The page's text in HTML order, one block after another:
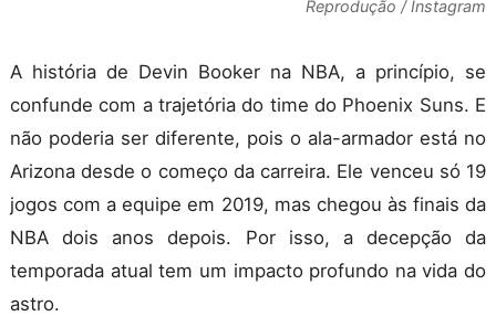
Reprodução / Instagram
A história de Devin Booker na NBA, a princípio, se
confunde com a trajetória do time do Phoenix Suns. E
não poderia ser diferente, pois o ala-armador está no
Arizona desde o começo da carreira. Ele venceu só 19
jogos com a equipe em 2019, mas chegou às finais da
NBA dois anos depois. Por isso, a decepção da
temporada atual tem um impacto profundo na vida do
astro.